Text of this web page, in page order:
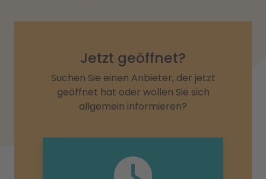
Jetzt geöffnet?
Suchen Sie einen Anbieter, der jetzt
geöffnet hat oder wollen Sie sich
allgemein informieren?